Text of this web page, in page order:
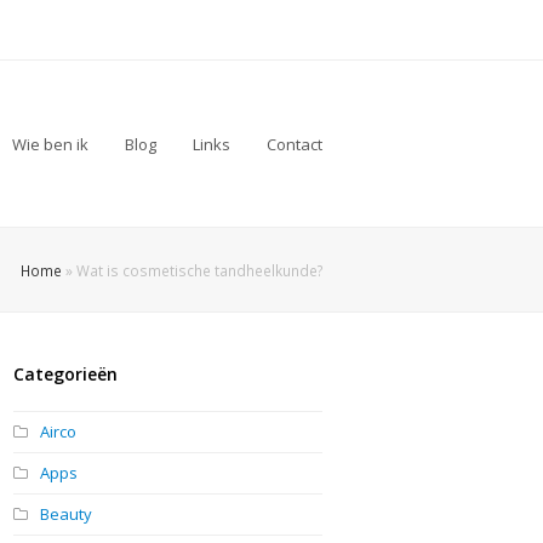
Wie ben ik Blog Links Contact
Home » Wat is cosmetische tandheelkunde?
Categorieën
Airco
Apps
Beauty